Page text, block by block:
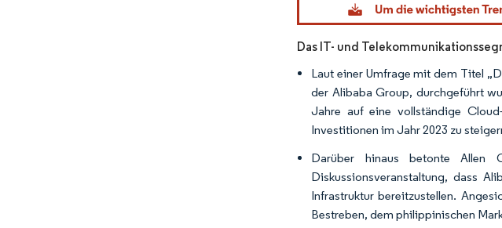
Das IT- und
Laut einer Umfrage mit dem Titel
der Alibaba Group, durchgeführt
Jahre auf eine vollständige
Investitionen im Jahr 2023 zu
Darüber hinaus betonte Allen
Diskussionsveranstaltung, dass
Infrastruktur bereitzustellen.
Bestreben, dem philippinischen